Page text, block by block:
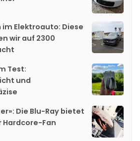
im Elektroauto: Diese
wir auf 2300
Test:
und
Die Blu-Ray bietet
Hardcore-Fan